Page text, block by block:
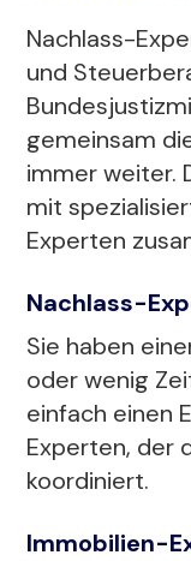
Nachlass-
und
gemeinsam
immer weiter.
mit
Experten
Nachlass-
Sie haben
oder wenig
einfach einen
Experten, der
koordiniert.
Immobilien-